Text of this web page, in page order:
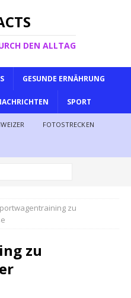
DEN ALLTAG
GESUNDE ERNÄHRUNG
SPORT
FOTOSTRECKEN
zu
zu